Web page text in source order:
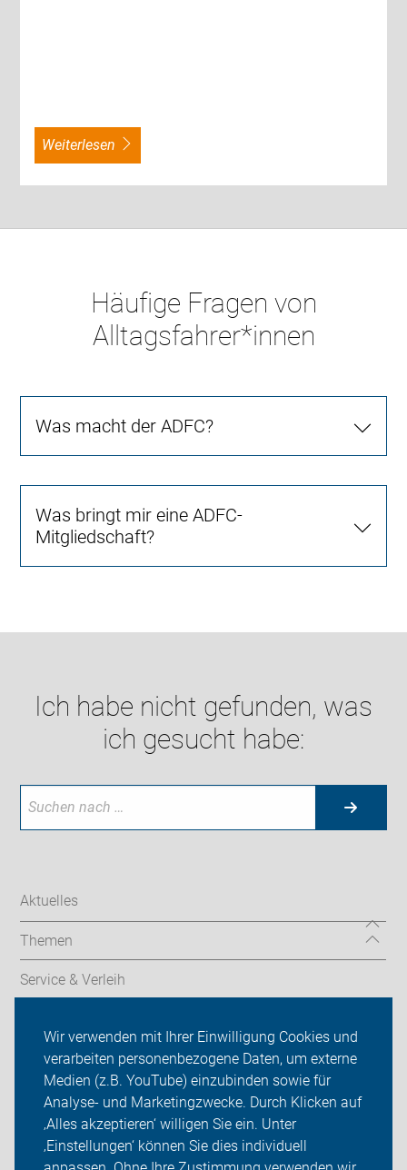
Wir verwenden mit Ihrer Einwilligung Cookies und
verarbeiten personenbezogene Daten, um externe
Medien (z.B. YouTube) einzubinden sowie für
Analyse- und Marketingzwecke. Durch Klicken auf
‚Alles akzeptieren‘ willigen Sie ein. Unter
‚Einstellungen‘ können Sie dies individuell
weiterlesen
Häufige Fragen von
Alltagsfahrer*innen
Was macht der ADFC?
Was bringt mir eine ADFC-
Mitgliedschaft?
Ich habe nicht gefunden, was
ich gesucht habe:
Aktuelles
Themen
Service & Verleih
Rückblicke
ADFC Unna
Sei dabei